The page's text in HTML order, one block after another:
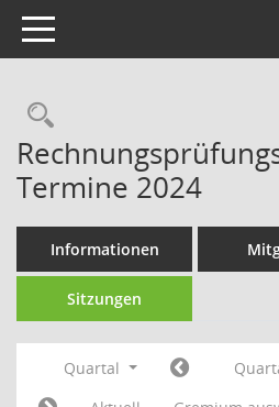
Toggle navigation
Rechercheauswahl
Termine 2024
Informationen
Sitzungen
Quartal